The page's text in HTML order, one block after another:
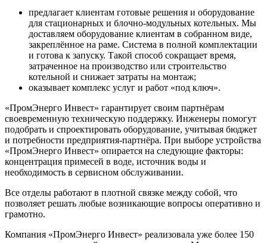
предлагает клиентам готовые решения и оборудование
для стационарных и блочно-модульных котельных. Мы
доставляем оборудование клиентам в собранном виде,
закреплённое на раме. Система в полной комплектации
и готова к запуску. Такой способ сокращает время,
затраченное на производство или строительство
котельной и снижает затраты на монтаж;
оказывает комплекс услуг и работ «под ключ».
«ПромЭнерго Инвест» гарантирует своим партнёрам
своевременную техническую поддержку. Инженеры помогут
подобрать и спроектировать оборудование, учитывая бюджет
и потребности предприятия-партнёра. При выборе устройства
«ПромЭнерго Инвест» опирается на следующие факторы:
концентрация примесей в воде, источник воды и
необходимость в сервисном обслуживании.
Все отделы работают в плотной связке между собой, что
позволяет решать любые возникающие вопросы оперативно и
грамотно.
Компания «ПромЭнерго Инвест» реализовала уже более 150